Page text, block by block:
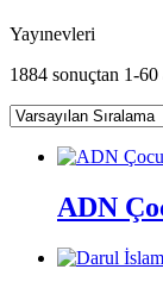
Yayınevleri
1884 sonuçtan 1-60
ADN